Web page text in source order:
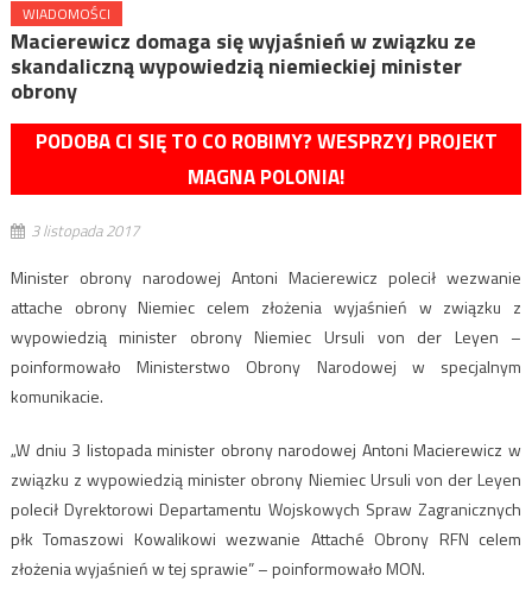
WIADOMOŚCI
Macierewicz domaga się wyjaśnień w związku ze
skandaliczną wypowiedzią niemieckiej minister
obrony
PODOBA CI SIĘ TO CO ROBIMY? WESPRZYJ PROJEKT
MAGNA POLONIA!
3 listopada 2017
Minister obrony narodowej Antoni Macierewicz polecił wezwanie
attache obrony Niemiec celem złożenia wyjaśnień w związku z
wypowiedzią minister obrony Niemiec Ursuli von der Leyen –
poinformowało Ministerstwo Obrony Narodowej w specjalnym
komunikacie.
„W dniu 3 listopada minister obrony narodowej Antoni Macierewicz w
związku z wypowiedzią minister obrony Niemiec Ursuli von der Leyen
polecił Dyrektorowi Departamentu Wojskowych Spraw Zagranicznych
płk Tomaszowi Kowalikowi wezwanie Attaché Obrony RFN celem
złożenia wyjaśnień w tej sprawie” – poinformowało MON.